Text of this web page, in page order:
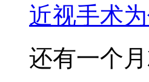
近视手术
还有一个